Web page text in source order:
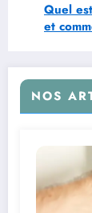
Quel
et
NOS